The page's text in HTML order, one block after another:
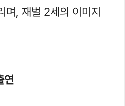
며, 재벌 2세의 이미지
연